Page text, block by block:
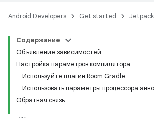
Android Developers Get started Jetpack
Содержание
Объявление зависимостей
Настройка параметров компилятора
Используйте плагин Room Gradle
Использовать параметры процессора
Обратная связь